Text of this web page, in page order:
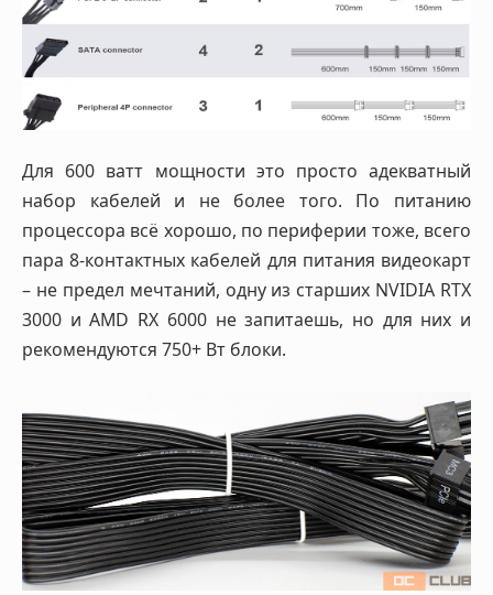
Для 600 ватт мощности это просто адекватный
набор кабелей и не более того. По питанию
процессора всё хорошо, по периферии тоже, всего
пара 8-контактных кабелей для питания видеокарт
– не предел мечтаний, одну из старших NVIDIA RTX
3000 и AMD RX 6000 не запитаешь, но для них и
рекомендуются 750+ Вт блоки.